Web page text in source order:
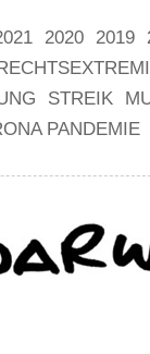
2020 2019
STREIK
PANDEMIE